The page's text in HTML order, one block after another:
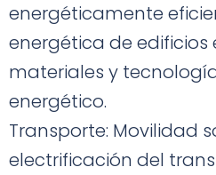
energéticamente
energética de edificios
materiales y
energético.
Transporte: Movilidad
electrificación del